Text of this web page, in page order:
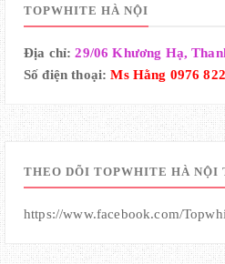
TOPWHITE HÀ NỘI
Địa chỉ:29/06 Khương Hạ,
Số điện thoại:Ms Hằng 0976
THEO DÕI TOPWHITE HÀ NỘI
https://www.facebook.com/